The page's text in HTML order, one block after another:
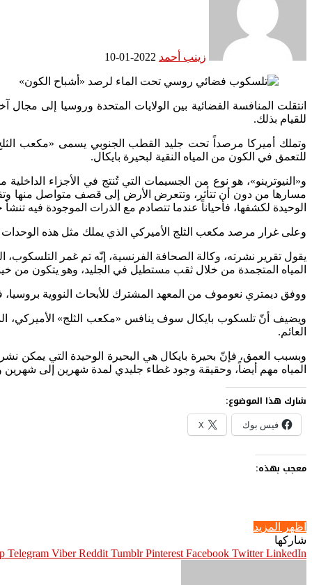
زينب أحمد 2022-01-10
انتقلت المنافسة الفضائية بين الولايات المتحدة وروسيا إلى
للقيام بذلك.
وتملك أميركا مرصداً تحت جليد القطب الجنوبي يسمى «مكعب
للتعمق في الكون من المياه النقية لبحيرة بايكال.
و«النيوترينو»، هو نوع من الجسيمات التي تُنتج في الأجزاء
مسارها من دون أن تتأثر، وتتعرض الأرض إلى قصف متواصل منها
الوحيدة لكشفها، فأحياناً عندما تتصادم مع الذرات الموجودة فيه
وعلى غرار مرصد مكعب الثلج الأميركي الذي يملك مثل هذه الوحدات
المياه المتجمدة من خلال ثقب مستطيل في الجليد، وهو يتكون من
ووفق ديمتري نعوموف من المعهد المشترك للأبحاث النووية
ويضيف أنّ تلسكوب بايكال سوف ينافس «مكعب الثلج» الأميركي، الذي
العائم.
وبسبب العمق، فإنّ بحيرة بايكال هي البحيرة الوحيدة التي يمكن
المياه مهم أيضاً، وحقيقة وجود غطاء جليدي لمدة شهرين إلى شهرين
شارك هذا الموضوع:
فيس بوك X
معجب بهذه:
اظهر المزيد
شاركها
Facebook Twitter LinkedIn
Pinterest
Telegram Viber